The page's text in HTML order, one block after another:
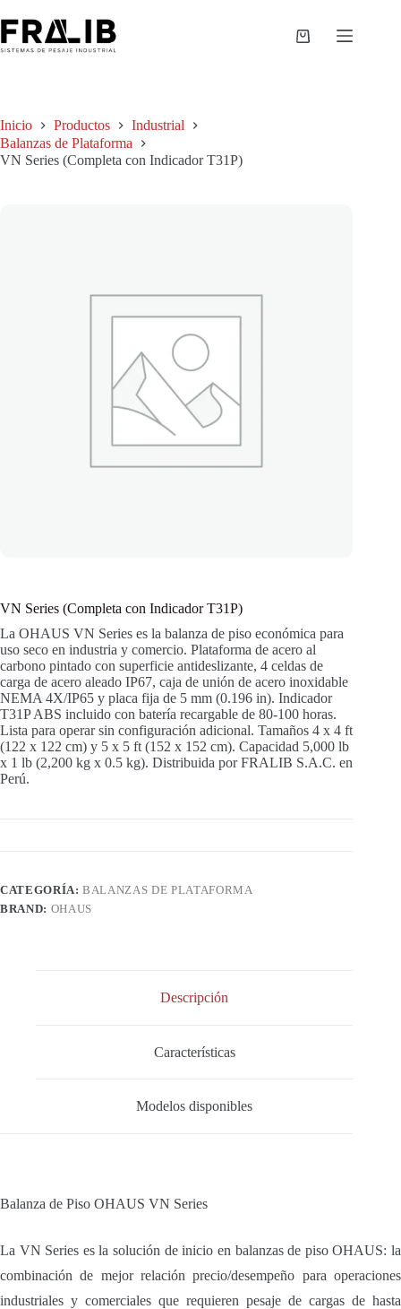
al
contenido
Shopping
Inicio Productos
Industrial
Balanzas de Plataforma
VN Series (Completa con Indicador T31P)
VN Series (Completa con Indicador T31P)
La OHAUS VN Series es la balanza de piso económica para
uso seco en industria y comercio. Plataforma de acero al
carbono pintado con superficie antideslizante, 4 celdas de
carga de acero aleado IP67, caja de unión de acero inoxidable
NEMA 4X/IP65 y placa fija de 5 mm (0.196 in). Indicador
T31P ABS incluido con batería recargable de 80-100 horas.
Lista para operar sin configuración adicional. Tamaños 4 x 4 ft
(122 x 122 cm) y 5 x 5 ft (152 x 152 cm). Capacidad 5,000 lb
x 1 lb (2,200 kg x 0.5 kg). Distribuida por FRALIB S.A.C. en
Perú.
CATEGORÍA:BALANZAS DE PLATAFORMA
BRAND: OHAUS
Descripción
Características
Modelos disponibles
Balanza de Piso OHAUS VN Series
La VN Series es la solución de inicio en balanzas de piso OHAUS: la
combinación de mejor relación precio/desempeño para operaciones
industriales y comerciales que requieren pesaje de cargas de hasta